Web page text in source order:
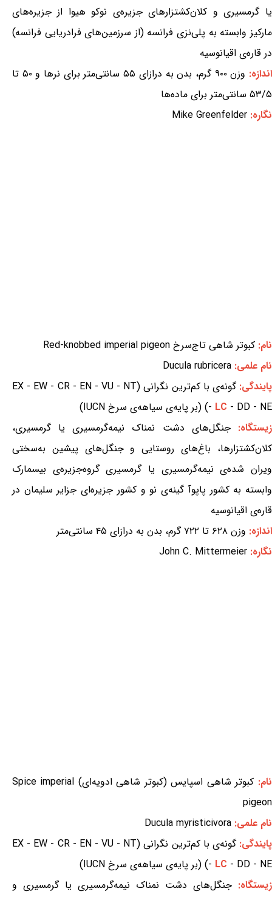
یا گرمسیری و کلان‌کشتزارهای جزیره‌ی نوکو هیوا از جزیره‌های
مارکیز وابسته به پلی‌نزی فرانسه (از سرزمین‌های فرادریایی فرانسه)
در قاره‌ی اقیانوسیه
اندازه:
وزن ۹۰۰ گرم، بدن به درازای ۵۵ سانتی‌متر برای نرها و ۵۰ تا
۵۳/۵ سانتی‌متر برای ماده‌ها
نگاره: Mike Greenfelder
نام: کبوتر شاهی تاج‌سرخ Red-knobbed imperial pigeon
نام علمی: Ducula rubricera
پایندگی:
گونه‌ی با کم‌ترین نگرانی (EX - EW - CR - EN - VU - NT
- LC - DD - NE) (بر پایه‌ی سیاهه‌ی سرخ IUCN)
زیستگاه:جنگل‌های دشت نمناک نیمه‌گرمسیری یا گرمسیری،
کلان‌کشتزارها، باغ‌های روستایی و جنگل‌های پیشین به‌سختی
ویران شده‌ی نیمه‌گرمسیری یا گرمسیری گروه‌جزیره‌ی بیسمارک
وابسته به کشور پاپوآ گینه‌ی نو و کشور جزیره‌ای جزایر سلیمان در
قاره‌ی اقیانوسیه
اندازه: وزن ۶۲۸ تا ۷۲۲ گرم، بدن به درازای ۴۵ سانتی‌متر
نگاره: John C. Mittermeier
نام:
کبوتر شاهی اسپایس (کبوتر شاهی ادویه‌ای) Spice imperial
pigeon
نام علمی: Ducula myristicivora
پایندگی:
گونه‌ی با کم‌ترین نگرانی (EX - EW - CR - EN - VU - NT
- LC - DD - NE) (بر پایه‌ی سیاهه‌ی سرخ IUCN)
زیستگاه: جنگل‌های دشت نمناک نیمه‌گرمسیری یا گرمسیری و